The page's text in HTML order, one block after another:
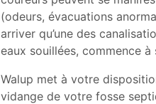
(odeurs, évacuations
arriver qu’une des
eaux souillées, commence à
Walup met à votre
vidange de votre fosse